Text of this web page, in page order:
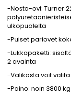
-Nosto-ovi: Turner
ulkopuolelta
-Puiset pariovet
-Lukkopaketti:
2 avainta
-Valikosta voit
-Paino: noin 3800